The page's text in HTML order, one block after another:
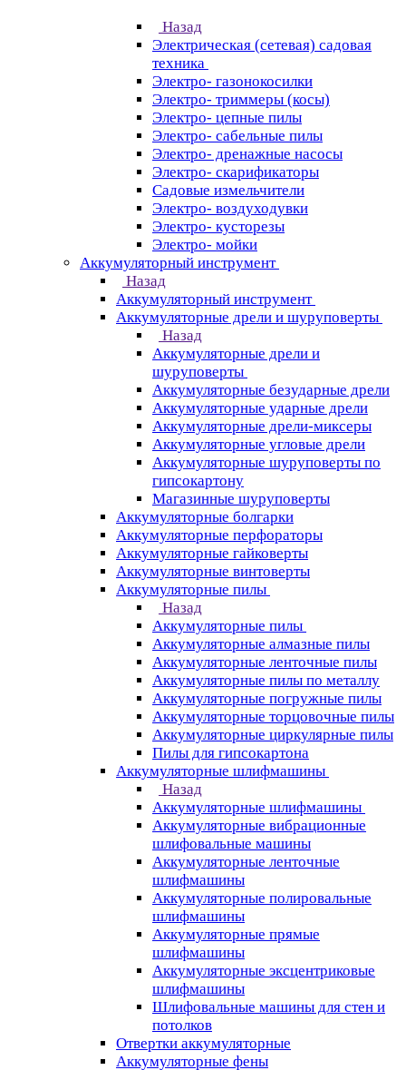
Назад
Электрическая (сетевая) садовая
техника
Электро- газонокосилки
Электро- триммеры (косы)
Электро- цепные пилы
Электро- сабельные пилы
Электро- дренажные насосы
Электро- скарификаторы
Садовые измельчители
Электро- воздуходувки
Электро- кусторезы
Электро- мойки
Аккумуляторный инструмент
Назад
Аккумуляторный инструмент
Аккумуляторные дрели и шуруповерты
Назад
Аккумуляторные дрели и
шуруповерты
Аккумуляторные безударные дрели
Аккумуляторные ударные дрели
Аккумуляторные дрели-миксеры
Аккумуляторные угловые дрели
Аккумуляторные шуруповерты по
гипсокартону
Магазинные шуруповерты
Аккумуляторные болгарки
Аккумуляторные перфораторы
Аккумуляторные гайковерты
Аккумуляторные винтоверты
Аккумуляторные пилы
Назад
Аккумуляторные пилы
Аккумуляторные алмазные пилы
Аккумуляторные ленточные пилы
Аккумуляторные пилы по металлу
Аккумуляторные погружные пилы
Аккумуляторные торцовочные пилы
Аккумуляторные циркулярные пилы
Пилы для гипсокартона
Аккумуляторные шлифмашины
Назад
Аккумуляторные шлифмашины
Аккумуляторные вибрационные
шлифовальные машины
Аккумуляторные ленточные
шлифмашины
Аккумуляторные полировальные
шлифмашины
Аккумуляторные прямые
шлифмашины
Аккумуляторные эксцентриковые
шлифмашины
Шлифовальные машины для стен и
потолков
Отвертки аккумуляторные
Аккумуляторные фены